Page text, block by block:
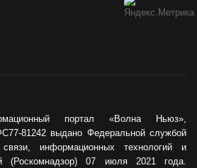
портал «Волна Ньюз»,
81242 выдано Федеральной службой
информационных технологий и
(Роскомнадзор) 07 июля 2021 года.